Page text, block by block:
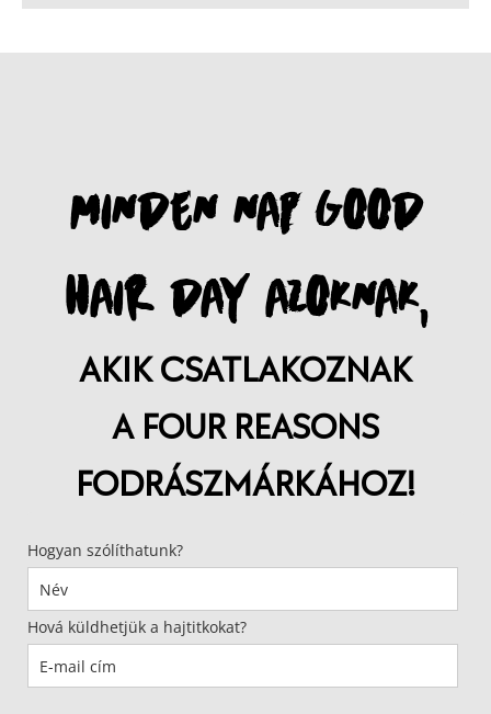
MINDEN NAP GOOD
HAIR DAY AZOKNAK,
AKIK CSATLAKOZNAK
A FOUR REASONS
FODRÁSZMÁRKÁHOZ!
Hogyan szólíthatunk?
Hová küldhetjük a hajtitkokat?